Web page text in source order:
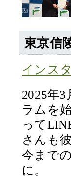
東京信
インス
2025年
ラムを
って
さんも
今まで
に。